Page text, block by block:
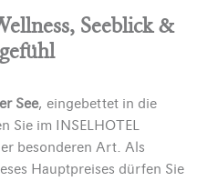
Seeblick &
See, eingebettet in die
Sie im INSELHOTEL
besonderen Art. Als
Hauptpreises dürfen Sie